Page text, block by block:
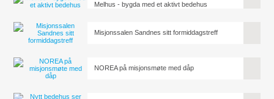
Melhus - bygda med et aktivt bedehus
Misjonssalen Sandnes sitt formiddagstreff
NOREA på misjonsmøte med dåp